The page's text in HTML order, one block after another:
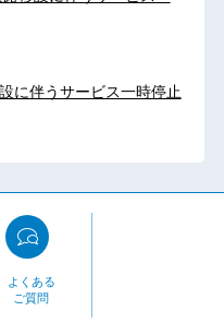
に伴うサービス一時停止
よくある
ご質問